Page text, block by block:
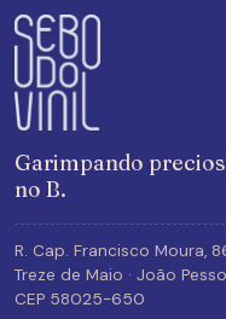
Garimpando
no B.
R. Cap. Francisco Moura,
Treze de Maio · João
CEP 58025-650